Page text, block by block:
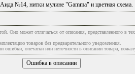
№14, нитки мулине "Gammа" и цветная схема.
Оно может отличаться от описания, представленного в
товаров без предварительного уведомления.
опечатки или неточности в описании товара,